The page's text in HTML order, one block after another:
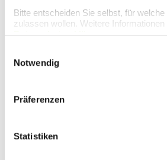
Bitte entscheiden Sie selbst, für
zulassen wollen. Weitere
Datenschutzerklärung.
Notwendig
Präferenzen
Statistiken
Osteopathie für
Auch bei der Geburtsvorbereitung während